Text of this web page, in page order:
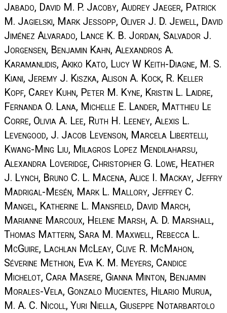
Jabado, David M. P. Jacoby, Audrey Jaeger, Patrick
M. Jagielski, Mark Jessopp, Oliver J. D. Jewell, David
Jiménez Alvarado, Lance K. B. Jordan, Salvador J.
Jorgensen, Benjamin Kahn, Alexandros A.
Karamanlidis, Akiko Kato, Lucy W Keith-Diagne, M. S.
Kiani, Jeremy J. Kiszka, Alison A. Kock, R. Keller
Kopf, Carey Kuhn, Peter M. Kyne, Kristin L. Laidre,
Fernanda O. Lana, Michelle E. Lander, Matthieu Le
Corre, Olivia A. Lee, Ruth H. Leeney, Alexis L.
Levengood, J. Jacob Levenson, Marcela Libertelli,
Kwang-Ming Liu, Milagros Lopez Mendilaharsu,
Alexandra Loveridge, Christopher G. Lowe, Heather
J. Lynch, Bruno C. L. Macena, Alice I. Mackay, Jeffry
Madrigal-Mesén, Mark L. Mallory, Jeffrey C.
Mangel, Katherine L. Mansfield, David March,
Marianne Marcoux, Helene Marsh, A. D. Marshall,
Thomas Mattern, Sara M. Maxwell, Rebecca L.
McGuire, Lachlan McLeay, Clive R. McMahon,
Séverine Methion, Eva K. M. Meyers, Candice
Michelot, Cara Masere, Gianna Minton, Benjamin
Morales-Vela, Gonzalo Mucientes, Hilario Murua,
M. A. C. Nicoll, Yuri Niella, Giuseppe Notarbartolo